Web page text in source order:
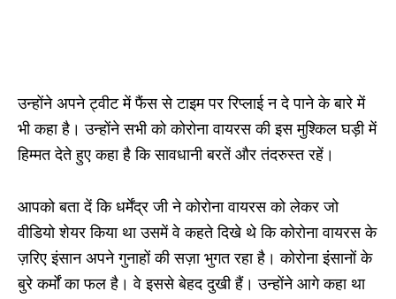
उन्होंने अपने ट्वीट में फैंस से टाइम पर रिप्लाई न दे पाने के बारे में
भी कहा है। उन्होंने सभी को कोरोना वायरस की इस मुश्किल घड़ी में
हिम्मत देते हुए कहा है कि सावधानी बरतें और तंदरुस्त रहें।
आपको बता दें कि धर्मेंद्र जी ने कोरोना वायरस को लेकर जो
वीडियो शेयर किया था उसमें वे कहते दिखे थे कि कोरोना वायरस के
ज़रिए इंसान अपने गुनाहों की सज़ा भुगत रहा है। कोरोना इंंसानों के
बुरे कर्मों का फल है। वे इससे बेहद दुखी हैं। उन्होंने आगे कहा था